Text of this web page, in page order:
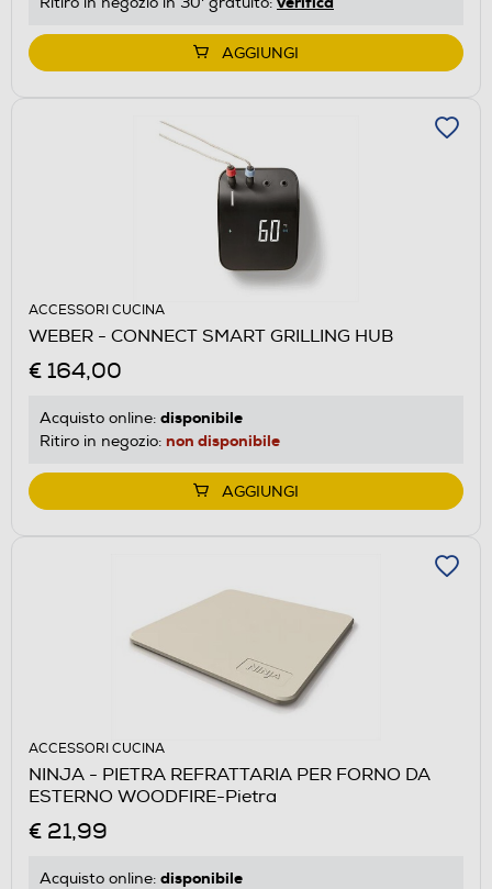
AGGIUNGI
ACCESSORI CUCINA
WEBER - CONNECT SMART GRILLING HUB
€ 164,00
Acquisto online: disponibile
Ritiro in negozio: non disponibile
AGGIUNGI
ACCESSORI CUCINA
NINJA - PIETRA REFRATTARIA PER FORNO DA
ESTERNO WOODFIRE-Pietra
€ 21,99
Acquisto online: disponibile